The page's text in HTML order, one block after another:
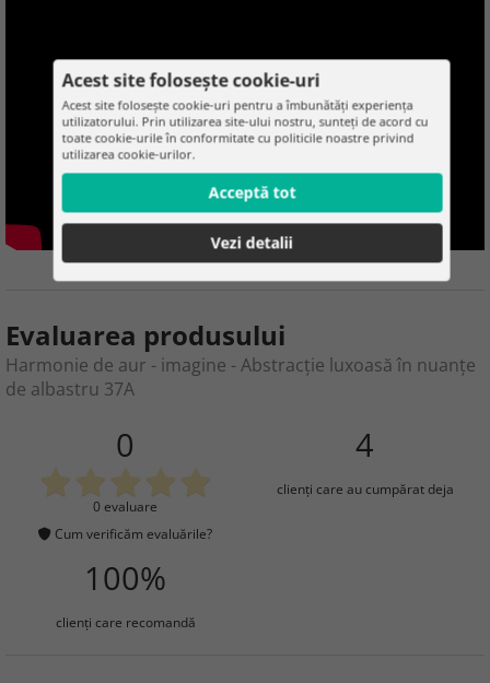
Evaluarea produsului
Harmonie de aur - imagine - Abstracție luxoasă în nuanțe
de albastru 37A
0
0 evaluare
Cum verificăm evaluările?
4
clienţi care au cumpărat deja
100%
clienţi care recomandă
Acest site folosește cookie-uri
Acest site folosește cookie-uri pentru a îmbunătăți experiența
utilizatorului. Prin utilizarea site-ului nostru, sunteți de acord cu
toate cookie-urile în conformitate cu politicile noastre privind
utilizarea cookie-urilor.
Acceptă tot
Vezi detalii